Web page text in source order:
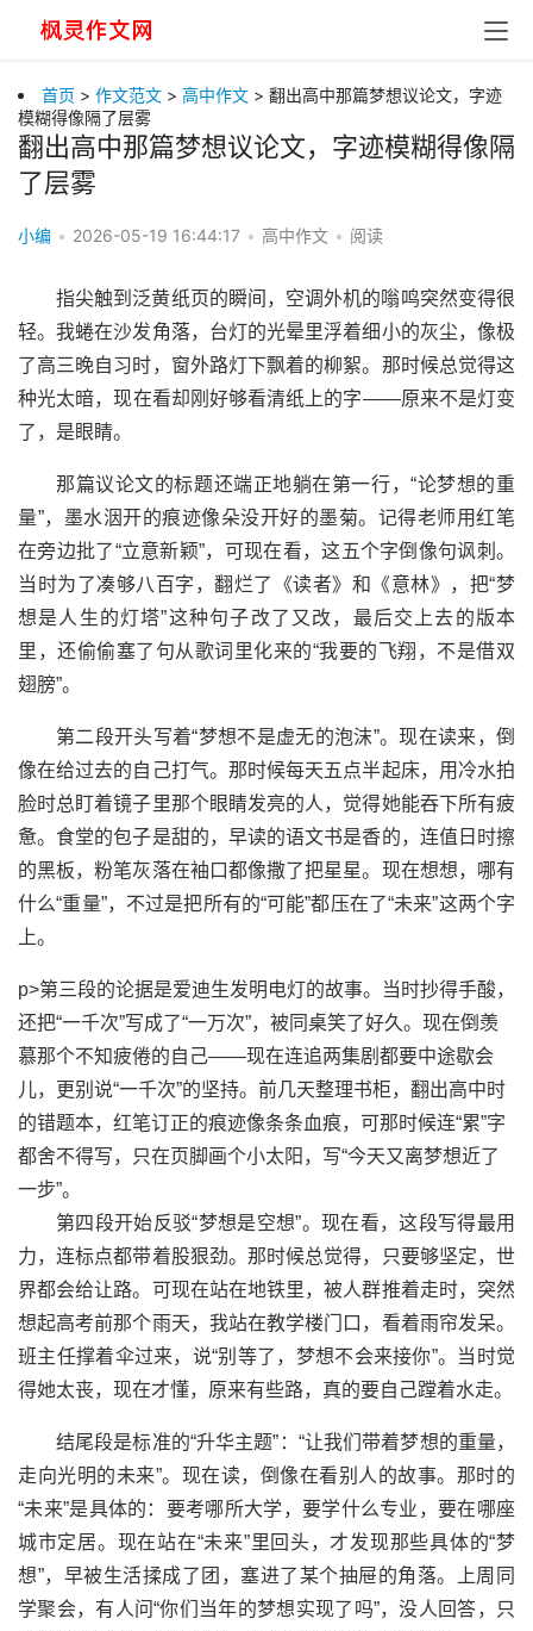
首页 > 作文范文 > 高中作文 > 翻出高中那篇梦想议论文，字迹
模糊得像隔了层雾
翻出高中那篇梦想议论文，字迹模糊得像隔
了层雾
小编 • 2026-05-19 16:44:17 • 高中作文 • 阅读
指尖触到泛黄纸页的瞬间，空调外机的嗡鸣突然变得很
轻。我蜷在沙发角落，台灯的光晕里浮着细小的灰尘，像极
了高三晚自习时，窗外路灯下飘着的柳絮。那时候总觉得这
种光太暗，现在看却刚好够看清纸上的字——原来不是灯变
了，是眼睛。
那篇议论文的标题还端正地躺在第一行，“论梦想的重
量”，墨水洇开的痕迹像朵没开好的墨菊。记得老师用红笔
在旁边批了“立意新颖”，可现在看，这五个字倒像句讽刺。
当时为了凑够八百字，翻烂了《读者》和《意林》，把“梦
想是人生的灯塔”这种句子改了又改，最后交上去的版本
里，还偷偷塞了句从歌词里化来的“我要的飞翔，不是借双
翅膀”。
第二段开头写着“梦想不是虚无的泡沫”。现在读来，倒
像在给过去的自己打气。那时候每天五点半起床，用冷水拍
脸时总盯着镜子里那个眼睛发亮的人，觉得她能吞下所有疲
惫。食堂的包子是甜的，早读的语文书是香的，连值日时擦
的黑板，粉笔灰落在袖口都像撒了把星星。现在想想，哪有
什么“重量”，不过是把所有的“可能”都压在了“未来”这两个字
上。
p>第三段的论据是爱迪生发明电灯的故事。当时抄得手酸，
还把“一千次”写成了“一万次”，被同桌笑了好久。现在倒羡
慕那个不知疲倦的自己——现在连追两集剧都要中途歇会
儿，更别说“一千次”的坚持。前几天整理书柜，翻出高中时
的错题本，红笔订正的痕迹像条条血痕，可那时候连“累”字
都舍不得写，只在页脚画个小太阳，写“今天又离梦想近了
一步”。
第四段开始反驳“梦想是空想”。现在看，这段写得最用
力，连标点都带着股狠劲。那时候总觉得，只要够坚定，世
界都会给让路。可现在站在地铁里，被人群推着走时，突然
想起高考前那个雨天，我站在教学楼门口，看着雨帘发呆。
班主任撑着伞过来，说“别等了，梦想不会来接你”。当时觉
得她太丧，现在才懂，原来有些路，真的要自己蹚着水走。
结尾段是标准的“升华主题”：“让我们带着梦想的重量，
走向光明的未来”。现在读，倒像在看别人的故事。那时的
“未来”是具体的：要考哪所大学，要学什么专业，要在哪座
城市定居。现在站在“未来”里回头，才发现那些具体的“梦
想”，早被生活揉成了团，塞进了某个抽屉的角落。上周同
学聚会，有人问“你们当年的梦想实现了吗”，没人回答，只